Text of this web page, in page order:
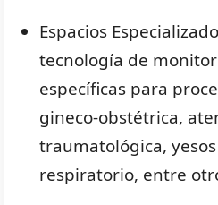
Espacios
tecnología de
específicas para
gineco-obstétrica,
traumatológica,
respiratorio, entre